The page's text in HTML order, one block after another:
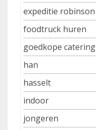
expeditie robinson
foodtruck huren
goedkope catering
han
hasselt
indoor
jongeren